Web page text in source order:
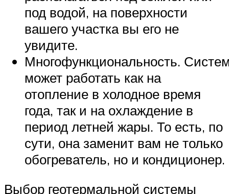
под водой, на поверхности
вашего участка вы его не
увидите.
Многофункциональность.
может работать как на
отопление в холодное время
года, так и на охлаждение в
период летней жары. То есть, по
сути, она заменит вам не только
обогреватель, но и кондиционер.
Выбор геотермальной системы